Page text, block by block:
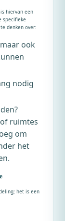
hiervan een
specifieke
denken over:
ook
nodig
ruimtes
om
het
het is een